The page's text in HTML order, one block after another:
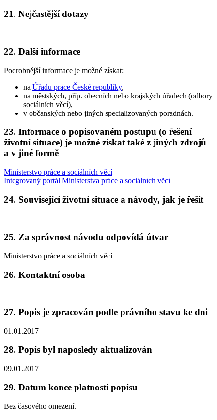
21. Nejčastější dotazy
22. Další informace
Podrobnější informace je možné získat:
na Úřadu práce České republiky,
na městských, příp. obecních nebo krajských úřadech (odbory
sociálních věcí),
v občanských nebo jiných specializovaných poradnách.
23. Informace o popisovaném postupu (o řešení
životní situace) je možné získat také z jiných zdrojů
a v jiné formě
Ministerstvo práce a sociálních věcí
Integrovaný portál Ministerstva práce a sociálních věcí
24. Související životní situace a návody, jak je řešit
25. Za správnost návodu odpovídá útvar
Ministerstvo práce a sociálních věcí
26. Kontaktní osoba
27. Popis je zpracován podle právního stavu ke dni
01.01.2017
28. Popis byl naposledy aktualizován
09.01.2017
29. Datum konce platnosti popisu
Bez časového omezení.